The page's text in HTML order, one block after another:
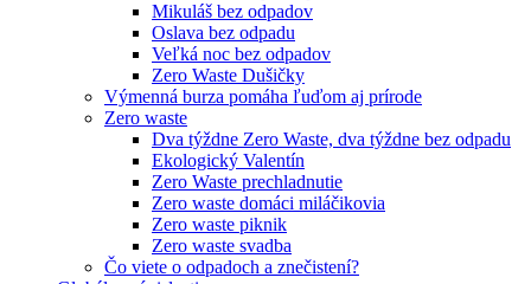
Mikuláš bez odpadov
Oslava bez odpadu
Veľká noc bez odpadov
Zero Waste Dušičky
Výmenná burza pomáha ľuďom aj prírode
Zero waste
Dva týždne Zero Waste, dva týždne bez odpadu
Ekologický Valentín
Zero Waste prechladnutie
Zero waste domáci miláčikovia
Zero waste piknik
Zero waste svadba
Čo viete o odpadoch a znečistení?